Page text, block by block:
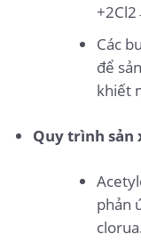
+2Cl2
Các
để
khiết
Quy trình sản
phản